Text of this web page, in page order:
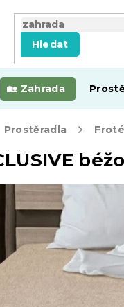
Hledat
Zahrada
Prostěradla Froté